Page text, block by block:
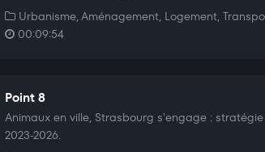
Urbanisme, Aménagement, Logement,
00:09:54
Point 8
Animaux en ville, Strasbourg s'engage :
2023-2026.